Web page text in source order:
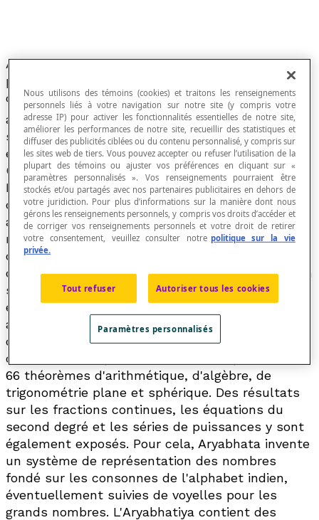
Aryabhata fut un célèbre astronome et aussi le
premier grand mathématicien indien. Il nous est
connu par un important traité, traduit en Europe
au 19esiècle, appelé l'Aryabhatiya, écrit en
sanscrit (langue sacrée des brahmanes) en 499
et relatif à l'astronomie et aux mathématiques.
Contrairement à la doctrine géocentrique de
Ptolémée, alors fort répandue et héritée
d'Aristote, selon laquelle la Terre est immobile
au centre de l'univers, Aryabhata affirma la
rotation de la Terre. Dans sonAryabhatiya,il
décrit les algorithmes d'extraction des racines
carrées et des racines cubiques; il fait usage d'un
système décimal positionnel dont le graphisme
est proche du notre et où l'usage du zéro
apparaît implicitement. Ce court traité
d'astronomie, publié en 499, contient un résumé
des mathématiques indiennes et en particulier
66 théorèmes d'arithmétique, d'algèbre, de
trigonométrie plane et sphérique. Des résultats
sur les fractions continues, les équations du
second degré et les séries de puissances y sont
également exposés. Pour cela, Aryabhata invente
un système de représentation des nombres
fondé sur les consonnes de l'alphabet indien,
éventuellement suivies de voyelles pour les
grands nombres. L'Aryabhatiya contient des
Nous utilisons des témoins (cookies) et traitons les renseignements
personnels liés à votre navigation sur notre site (y compris votre
adresse IP) pour activer les fonctionnalités essentielles de notre site,
améliorer les performances de notre site, recueillir des statistiques et
diffuser des publicités ciblées ou du contenu personnalisé, y compris sur
les sites web de tiers. Vous pouvez accepter ou refuser l’utilisation de la
plupart des témoins ou ajuster vos préférences en cliquant sur «
paramètres personnalisés ». Vos renseignements pourraient être
stockés et/ou partagés avec nos partenaires publicitaires en dehors de
votre juridiction. Pour plus d’informations sur la manière dont nous
gérons les renseignements personnels, y compris vos droits d’accéder et
de corriger vos renseignements personnels et votre droit de retirer
votre consentement, veuillez consulter notre politique sur la vie
privée.
Tout refuser Autoriser tous les cookies
Paramètres personnalisés